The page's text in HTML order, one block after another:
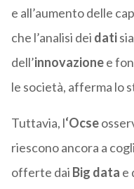
e all’aumento delle
che l’analisi dei dati
dell’innovazionee
le società, afferma lo
Tuttavia, l‘Ocse
riescono ancora a
offerte dai Big data e